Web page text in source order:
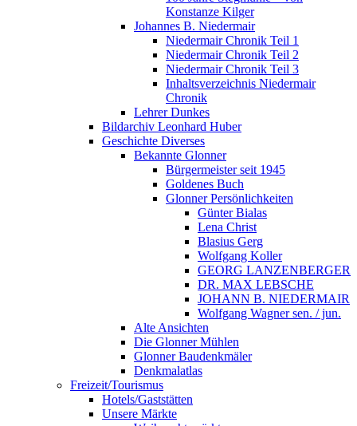
Konstanze Kilger
Johannes B. Niedermair
Niedermair Chronik Teil 1
Niedermair Chronik Teil 2
Niedermair Chronik Teil 3
Inhaltsverzeichnis Niedermair
Chronik
Lehrer Dunkes
Bildarchiv Leonhard Huber
Geschichte Diverses
Bekannte Glonner
Bürgermeister seit 1945
Goldenes Buch
Glonner Persönlichkeiten
Günter Bialas
Lena Christ
Blasius Gerg
Wolfgang Koller
GEORG LANZENBERGER
DR. MAX LEBSCHE
JOHANN B. NIEDERMAIR
Wolfgang Wagner sen. / jun.
Alte Ansichten
Die Glonner Mühlen
Glonner Baudenkmäler
Denkmalatlas
Freizeit/Tourismus
Hotels/Gaststätten
Unsere Märkte